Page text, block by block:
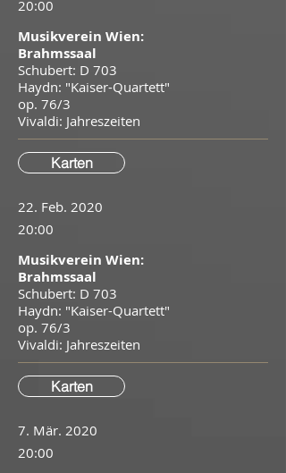
20:00
Musikverein Wien:
Brahmssaal
Schubert: D 703
Haydn: "Kaiser-Quartett"
op. 76/3
​Vivaldi: Jahreszeiten
Karten
22. Feb. 2020
20:00
Musikverein Wien:
Brahmssaal
Schubert: D 703
Haydn: "Kaiser-Quartett"
op. 76/3
​Vivaldi: Jahreszeiten
Karten
7. Mär. 2020
20:00